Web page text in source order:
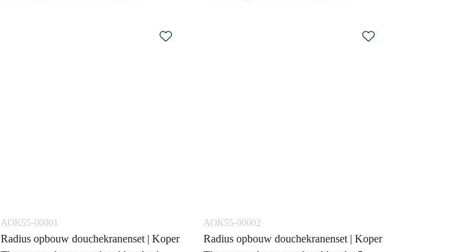
AOK55-00001
Radius opbouw douchekranenset | Koper
AOK55-00002
Radius opbouw douchekranenset | Koper